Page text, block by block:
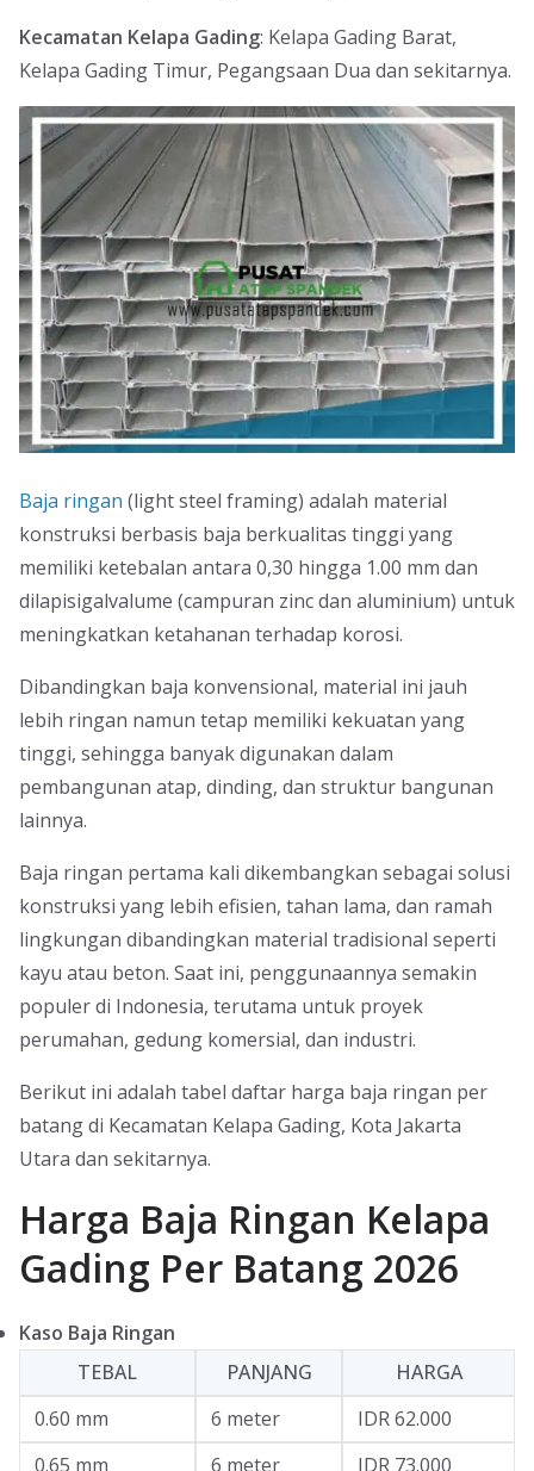
Kecamatan Kelapa Gading: Kelapa Gading Barat,
Kelapa Gading Timur, Pegangsaan Dua dan sekitarnya.
Baja ringan (light steel framing) adalah material
konstruksi berbasis baja berkualitas tinggi yang
memiliki ketebalan antara 0,30 hingga 1.00 mm dan
dilapisigalvalume (campuran zinc dan aluminium) untuk
meningkatkan ketahanan terhadap korosi.
Dibandingkan baja konvensional, material ini jauh
lebih ringan namun tetap memiliki kekuatan yang
tinggi, sehingga banyak digunakan dalam
pembangunan atap, dinding, dan struktur bangunan
lainnya.
Baja ringan pertama kali dikembangkan sebagai solusi
konstruksi yang lebih efisien, tahan lama, dan ramah
lingkungan dibandingkan material tradisional seperti
kayu atau beton. Saat ini, penggunaannya semakin
populer di Indonesia, terutama untuk proyek
perumahan, gedung komersial, dan industri.
Berikut ini adalah tabel daftar harga baja ringan per
batang di Kecamatan Kelapa Gading, Kota Jakarta
Utara dan sekitarnya.
Harga Baja Ringan Kelapa
Gading Per Batang 2026
Kaso Baja Ringan
TEBAL
PANJANG
HARGA
0.60 mm
6 meter
IDR 62.000
0.65 mm
6 meter IDR 73.000